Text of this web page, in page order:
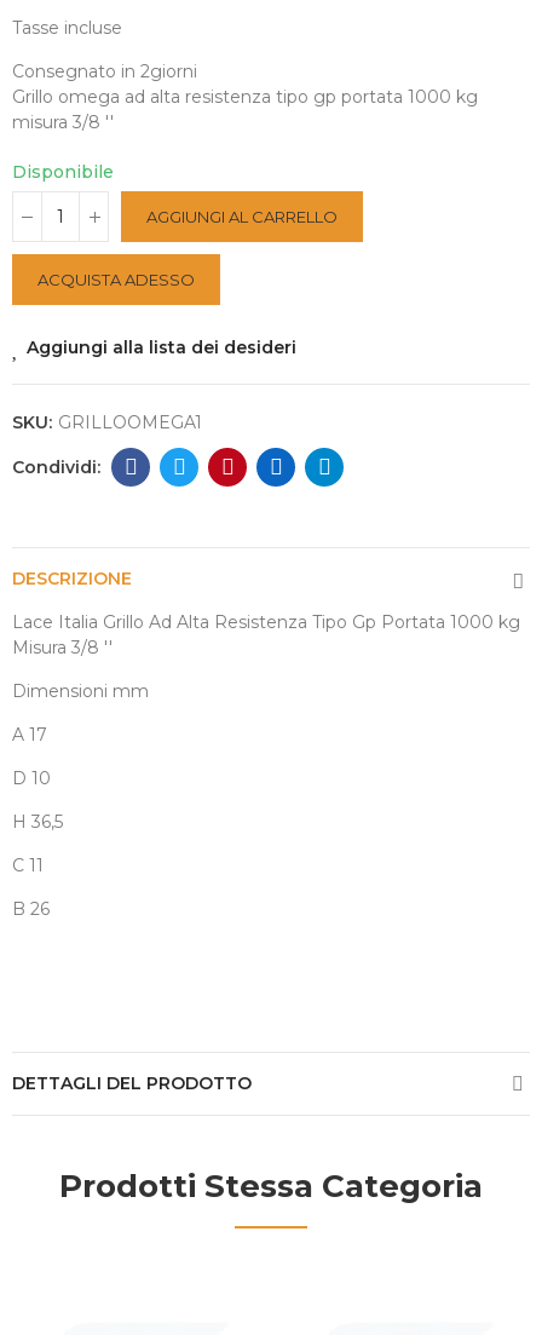
Tasse incluse
Consegnato in 2giorni
Grillo omega ad alta resistenza tipo gp portata 1000 kg
misura 3/8 ''
Disponibile
AGGIUNGI AL CARRELLO
ACQUISTA ADESSO
Aggiungi alla lista dei desideri
SKU: GRILLOOMEGA1
DESCRIZIONE
Lace Italia Grillo Ad Alta Resistenza Tipo Gp Portata 1000 kg
Misura 3/8 ''
Dimensioni mm
A 17
D 10
H 36,5
C 11
B 26
DETTAGLI DEL PRODOTTO
Prodotti Stessa Categoria